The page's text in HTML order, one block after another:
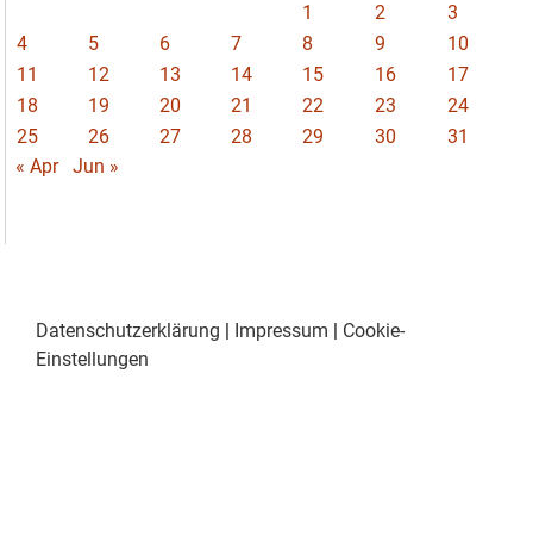
1 2
3
4
5 6 7 8 9
10
11
12 13 14 15 16
17
18
19 20 21 22 23
24
25
26 27 28 29 30
31
« Apr
Jun »
Datenschutzerklärung | Impressum | Cookie-
Einstellungen